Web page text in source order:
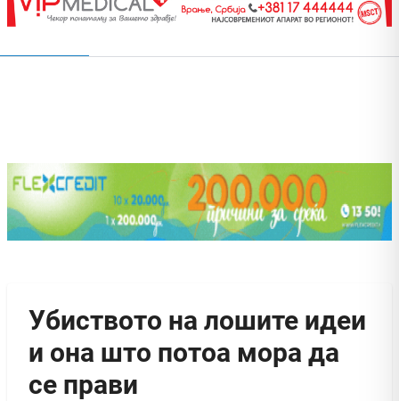
Убиството на лошите идеи
и она што потоа мора да
се прави